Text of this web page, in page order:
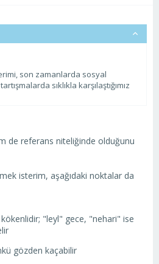
son zamanlarda sosyal
sıklıkla karşılaştığımız
de referans niteliğinde olduğunu
isterim, aşağıdaki noktalar da
"leyl" gece, "nehari" ise
gözden kaçabilir